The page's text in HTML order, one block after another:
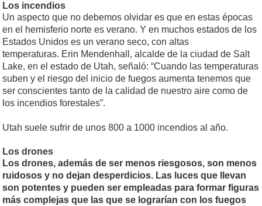
Los incendios
Un aspecto que no debemos olvidar es que en estas épocas
en el hemisferio norte es verano. Y en muchos estados de los
Estados Unidos es un verano seco, con altas
temperaturas. Erin Mendenhall, alcalde de la ciudad de Salt
Lake, en el estado de Utah, señaló: “Cuando las temperaturas
suben y el riesgo del inicio de fuegos aumenta tenemos que
ser conscientes tanto de la calidad de nuestro aire como de
los incendios forestales”.
Utah suele sufrir de unos 800 a 1000 incendios al año.
Los drones
Los drones, además de ser menos riesgosos, son menos
ruidosos y no dejan desperdicios. Las luces que llevan
son potentes y pueden ser empleadas para formar figuras
más complejas que las que se lograrían con los fuegos